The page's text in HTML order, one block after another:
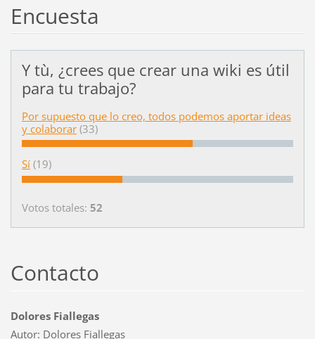
Encuesta
Y tù, ¿crees que crear una wiki es útil
para tu trabajo?
Por supuesto que lo creo, todos podemos aportar ideas
y colaborar (33)
Sí (19)
Votos totales: 52
Contacto
Dolores Fiallegas
Autor: Dolores Fiallegas